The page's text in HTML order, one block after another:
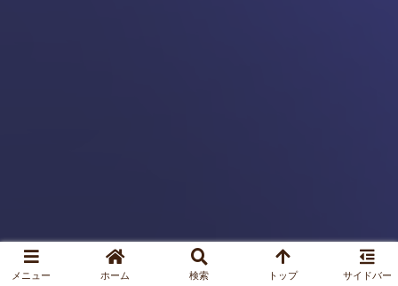
メニュー ホーム 検索 トップ サイドバー